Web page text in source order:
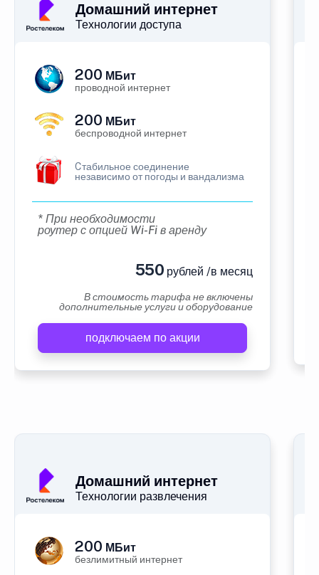
Домашний интернет
Технологии доступа
200 МБит
проводной интернет
200 МБит
беспроводной интернет
Cтабильное соединение
независимо от погоды и вандализма
* При необходимости
роутер с опцией Wi-Fi в аренду
550 рублей /в месяц
В стоимость тарифа не включены
дополнительные услуги и оборудование
подключаем по акции
Домашний интернет
Технологии развлечения
200 МБит
безлимитный интернет